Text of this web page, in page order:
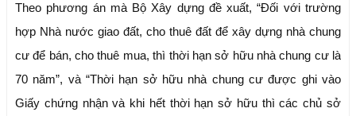
Theo phương án mà Bộ Xây dựng đề xuất, “Đối với trường
hợp Nhà nước giao đất, cho thuê đất để xây dựng nhà chung
cư để bán, cho thuê mua, thì thời hạn sở hữu nhà chung cư là
70 năm”, và “Thời hạn sở hữu nhà chung cư được ghi vào
Giấy chứng nhận và khi hết thời hạn sở hữu thì các chủ sở